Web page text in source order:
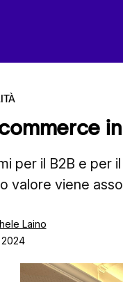
commerce
per il B2B e per
valore viene
Laino